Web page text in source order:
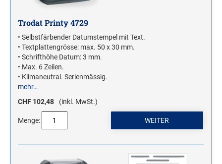
Trodat Printy 4729
• Selbstfärbender Datumstempel mit Text.
• Textplattengrösse: max. 50 x 30 mm.
• Schrifthöhe Datum: 3 mm.
• Max. 6 Zeilen.
• Klimaneutral. Serienmässig.
mehr…
CHF 102,48
(inkl. MwSt.)
Menge: